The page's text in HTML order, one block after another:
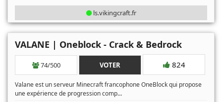
ls.vikingcraft.fr
VALANE | Oneblock - Crack & Bedrock
74/500 VOTER 824
Valane est un serveur Minecraft francophone OneBlock qui propose
une expérience de progression comp...